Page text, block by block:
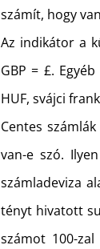
számít, hogy
Az indikátor a
GBP = £.
HUF, svájci
Centes számlák
van-e szó.
számladeviza
tényt hivatott
számot 100-